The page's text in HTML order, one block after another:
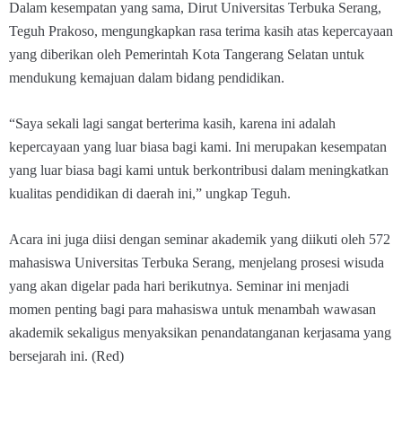
Dalam kesempatan yang sama, Dirut Universitas Terbuka Serang,
Teguh Prakoso, mengungkapkan rasa terima kasih atas kepercayaan
yang diberikan oleh Pemerintah Kota Tangerang Selatan untuk
mendukung kemajuan dalam bidang pendidikan.
“Saya sekali lagi sangat berterima kasih, karena ini adalah
kepercayaan yang luar biasa bagi kami. Ini merupakan kesempatan
yang luar biasa bagi kami untuk berkontribusi dalam meningkatkan
kualitas pendidikan di daerah ini,” ungkap Teguh.
Acara ini juga diisi dengan seminar akademik yang diikuti oleh 572
mahasiswa Universitas Terbuka Serang, menjelang prosesi wisuda
yang akan digelar pada hari berikutnya. Seminar ini menjadi
momen penting bagi para mahasiswa untuk menambah wawasan
akademik sekaligus menyaksikan penandatanganan kerjasama yang
bersejarah ini. (Red)